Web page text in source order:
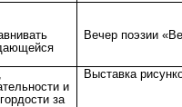
Вечер поэзии
и
за
Выставка